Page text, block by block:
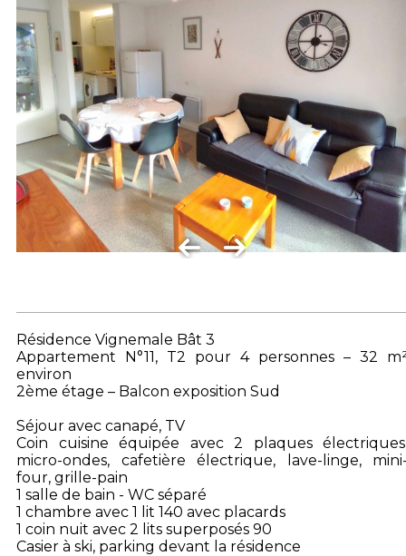
Résidence Vignemale Bât 3
Appartement N°11, T2 pour 4 personnes – 32
environ
2ème étage – Balcon exposition Sud
Séjour avec canapé, TV
Coin cuisine équipée avec 2 plaques
micro-ondes, cafetière électrique, lave-linge,
four, grille-pain
1 salle de bain - WC séparé
1 chambre avec 1 lit 140 avec placards
1 coin nuit avec 2 lits superposés 90
Casier à ski, parking devant la résidence